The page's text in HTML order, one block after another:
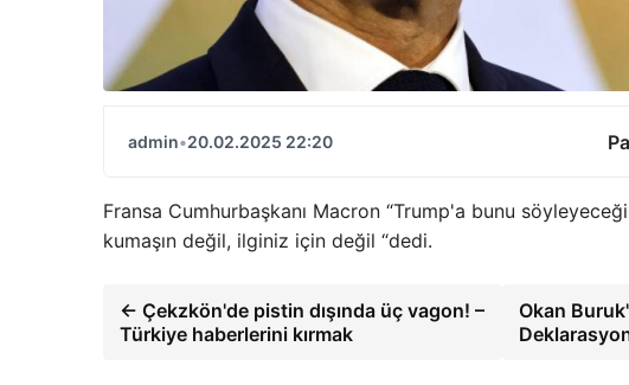
admin•20.02.2025 22:20
Fransa Cumhurbaşkanı Macron “Trump'a bunu
kumaşın değil, ilginiz için değil “dedi.
← Çekzkön'de pistin dışında üç vagon! –
Türkiye haberlerini kırmak
Okan